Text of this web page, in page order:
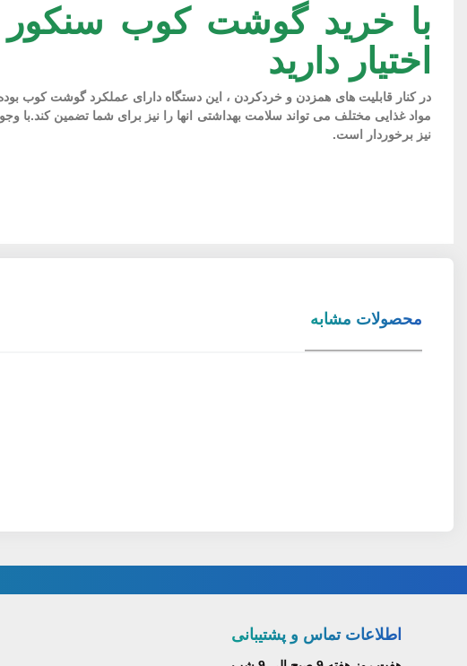
اختیار دارید
در کنار قابلیت های همزدن و خردکردن ، این دستگاه دارای عملکرد گوشت کوب
نیز برخوردار است.
محصولات مشابه
اطلاعات تماس و پشتیبانی